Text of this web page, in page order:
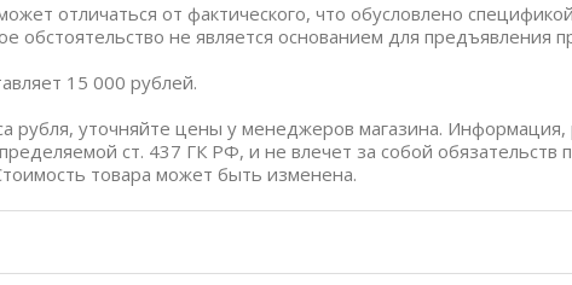
отличаться от фактического, что обусловлено
обстоятельство не является основанием для предъявления
15 000 рублей.
рубля, уточняйте цены у менеджеров магазина.
ст. 437 ГК РФ, и не влечет за собой обязательств
товара может быть изменена.